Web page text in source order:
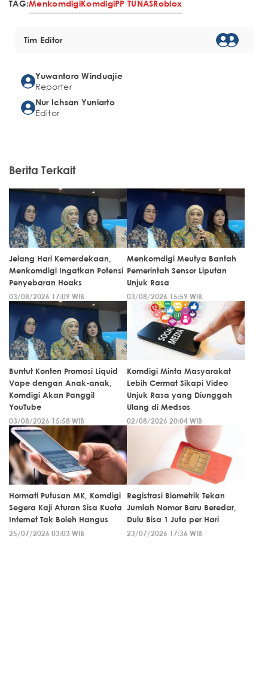
TAG:MenkomdigiKomdigiPP TUNASRoblox
Tim Editor
Yuwantoro Winduajie
Reporter
Nur Ichsan Yuniarto
Editor
Berita Terkait
Jelang Hari Kemerdekaan,
Menkomdigi Ingatkan Potensi
Penyebaran Hoaks
03/08/2026 17:09 WIB
Menkomdigi Meutya Bantah
Pemerintah Sensor Liputan
Unjuk Rasa
03/08/2026 15:59 WIB
Buntut Konten Promosi Liquid
Vape dengan Anak-anak,
Komdigi Akan Panggil
YouTube
03/08/2026 15:58 WIB
Komdigi Minta Masyarakat
Lebih Cermat Sikapi Video
Unjuk Rasa yang Diunggah
Ulang di Medsos
02/08/2026 20:04 WIB
Hormati Putusan MK, Komdigi
Segera Kaji Aturan Sisa Kuota
Internet Tak Boleh Hangus
25/07/2026 03:03 WIB
Registrasi Biometrik Tekan
Jumlah Nomor Baru Beredar,
Dulu Bisa 1 Juta per Hari
23/07/2026 17:36 WIB